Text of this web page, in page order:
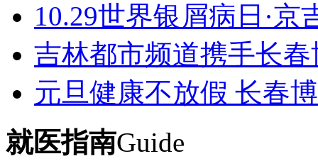
10.29世界银屑病日·京
吉林都市频道携手长
元旦健康不放假 长春
就医指南Guide